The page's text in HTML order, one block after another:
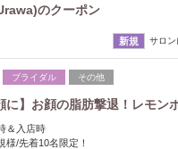
のクーポン
新規 サロン
ブライダル その他
に】お顔の脂肪撃退！レモ
＆入店時
様/先着10名限定！